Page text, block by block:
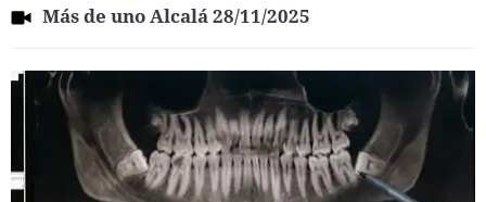
Más de uno Alcalá 28/11/2025